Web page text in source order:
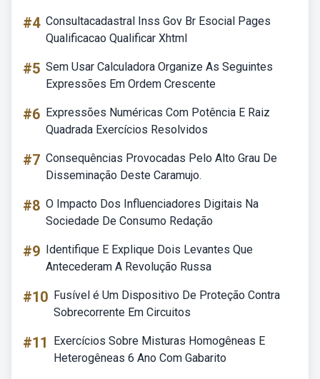
#4 Consultacadastral Inss Gov Br Esocial Pages
Qualificacao Qualificar Xhtml
#5 Sem Usar Calculadora Organize As Seguintes
Expressões Em Ordem Crescente
#6 Expressões Numéricas Com Potência E Raiz
Quadrada Exercícios Resolvidos
#7 Consequências Provocadas Pelo Alto Grau De
Disseminação Deste Caramujo.
#8 O Impacto Dos Influenciadores Digitais Na
Sociedade De Consumo Redação
#9 Identifique E Explique Dois Levantes Que
Antecederam A Revolução Russa
#10 Fusível é Um Dispositivo De Proteção Contra
Sobrecorrente Em Circuitos
#11
Exercícios Sobre Misturas Homogêneas E
Heterogêneas 6 Ano Com Gabarito